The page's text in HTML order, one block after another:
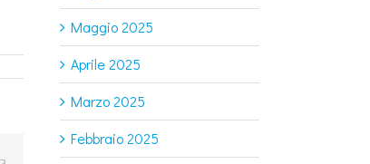
Maggio 2025
Aprile 2025
Marzo 2025
Febbraio 2025